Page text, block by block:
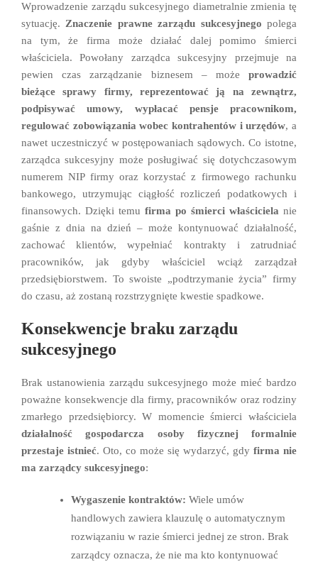
Wprowadzenie zarządu sukcesyjnego diametralnie zmienia tę
sytuację.Znaczenie prawne zarządu sukcesyjnego polega
na tym, że firma może działać dalej pomimo śmierci
właściciela. Powołany zarządca sukcesyjny przejmuje na
pewien czas zarządzanie biznesem – może prowadzić
bieżące sprawy firmy, reprezentować ją na zewnątrz,
podpisywać umowy, wypłacać pensje pracownikom,
regulować zobowiązania wobec kontrahentów i urzędów, a
nawet uczestniczyć w postępowaniach sądowych. Co istotne,
zarządca sukcesyjny może posługiwać się dotychczasowym
numerem NIP firmy oraz korzystać z firmowego rachunku
bankowego, utrzymując ciągłość rozliczeń podatkowych i
finansowych. Dzięki temu firma po śmierci właściciela nie
gaśnie z dnia na dzień – może kontynuować działalność,
zachować klientów, wypełniać kontrakty i zatrudniać
pracowników, jak gdyby właściciel wciąż zarządzał
przedsiębiorstwem. To swoiste „podtrzymanie życia” firmy
do czasu, aż zostaną rozstrzygnięte kwestie spadkowe.
Konsekwencje braku zarządu
sukcesyjnego
Brak ustanowienia zarządu sukcesyjnego może mieć bardzo
poważne konsekwencje dla firmy, pracowników oraz rodziny
zmarłego przedsiębiorcy. W momencie śmierci właściciela
działalność gospodarcza osoby fizycznej formalnie
przestaje istnieć. Oto, co może się wydarzyć, gdy firma nie
ma zarządcy sukcesyjnego:
Wygaszenie kontraktów: Wiele umów
handlowych zawiera klauzulę o automatycznym
rozwiązaniu w razie śmierci jednej ze stron. Brak
zarządcy oznacza, że nie ma kto kontynuować